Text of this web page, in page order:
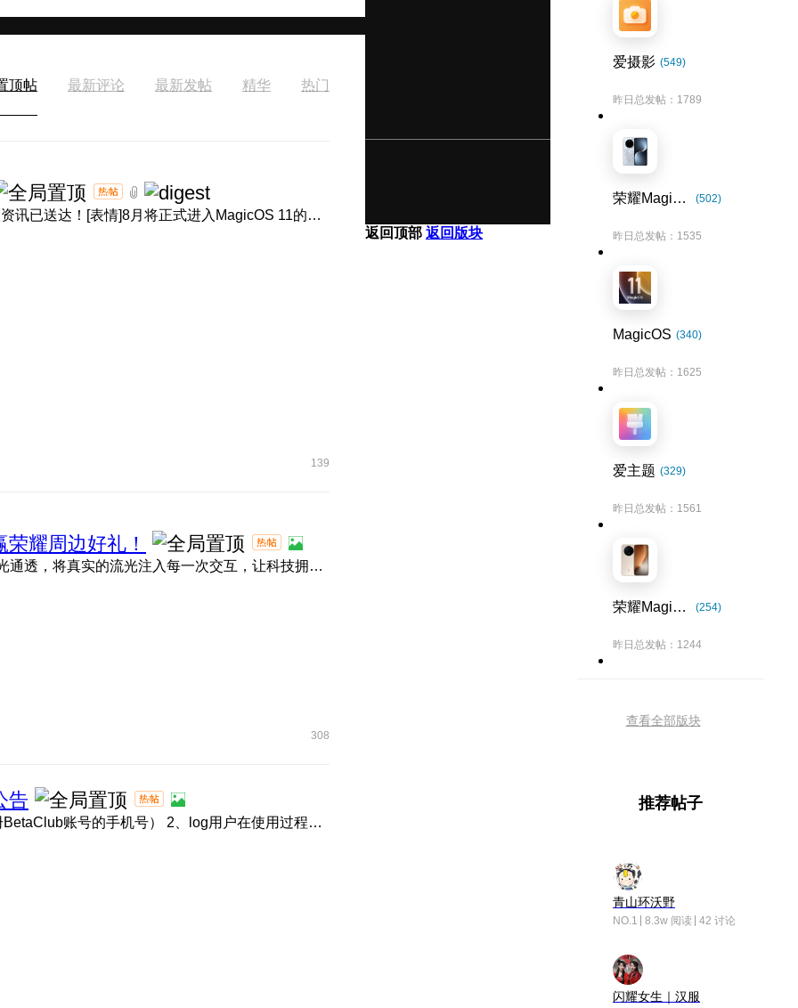
顶帖 最新评论 最新发帖 精华 热门
[表情]盛夏正浓，体验进阶！产品经理回音壁8月体验升级资讯已送达！[表情]8月将正式进入MagicOS 11的升级节奏，内 ...
139
耀周边好礼！
大家期待的MagicOS 11内测现已正式拉开帷幕！ 全新流光通透，将真实的流光注入每一次交互，让科技拥有呼吸的灵动 ...
308
告
1、BetaClub账号链接 点击此处 （请使用内测报名时注册BetaClub账号的手机号） 2、log用户在使用过程中如遇问题 ...
爱摄影 (549)
昨日总发帖：1789
荣耀Magic7系列 (502)
昨日总发帖：1535
MagicOS (340)
昨日总发帖：1625
爱主题 (329)
昨日总发帖：1561
荣耀Magic8系列 (254)
昨日总发帖：1244
查看全部版块
推荐帖子
青山环沃野
NO.1 8.3w 阅读 42 讨论
闪耀女生｜汉服
返回顶部 返回版块